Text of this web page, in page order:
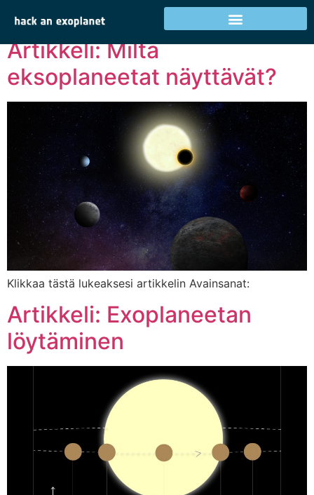
Kategoria: Artikkelit
Artikkeli: Miltä
eksoplaneetat näyttävät?
Klikkaa tästä lukeaksesi artikkelin Avainsanat:
Artikkeli: Exoplaneetan
löytäminen